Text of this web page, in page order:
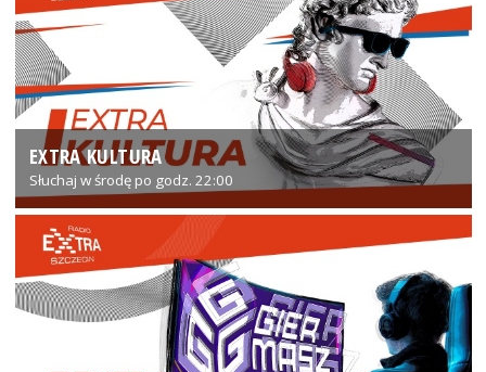
EXTRA KULTURA
Słuchaj w środę po godz. 22:00